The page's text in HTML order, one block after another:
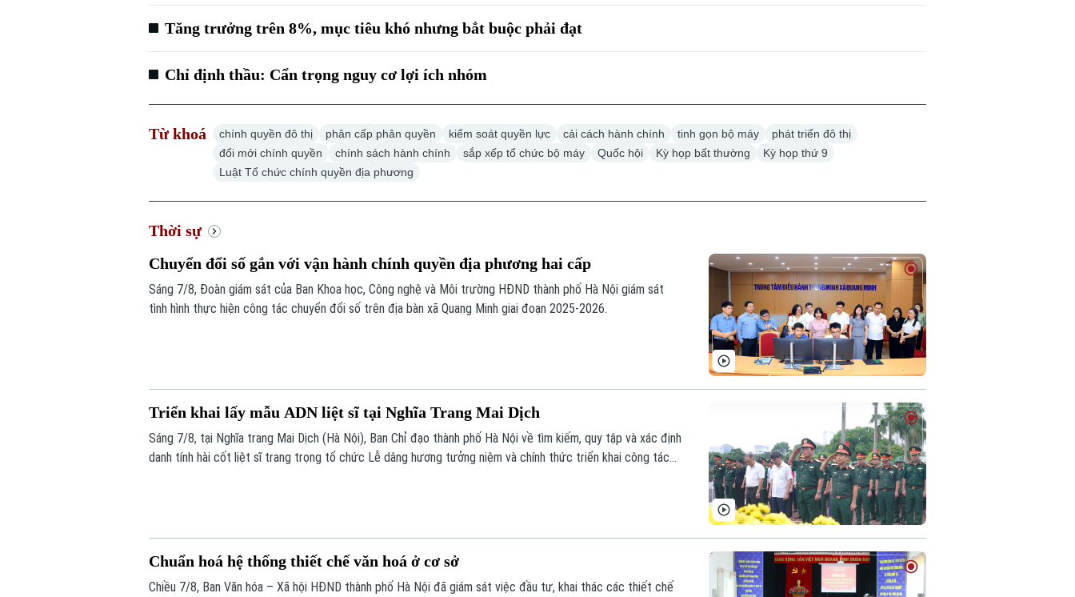
Tăng trưởng trên 8%, mục tiêu khó nhưng bắt buộc phải đạt
Chỉ định thầu: Cẩn trọng nguy cơ lợi ích nhóm
Từ khoá chính quyền đô thị phân cấp phân quyền kiểm soát quyền lực cải cách hành chính tinh gọn bộ máy
phát triển đô thị
đổi mới chính quyền
chính sách hành chính sắp xếp tổ chức bộ máy Quốc hội Kỳ họp bất thường
Kỳ họp thứ 9
Luật Tổ chức chính quyền địa phương
Thời sự
Chuyển đổi số gắn với vận hành chính quyền địa phương hai cấp
Sáng 7/8, Đoàn giám sát của Ban Khoa học, Công nghệ và Môi trường HĐND thành phố Hà Nội giám sát
tình hình thực hiện công tác chuyển đổi số trên địa bàn xã Quang Minh giai đoạn 2025-2026.
Triển khai lấy mẫu ADN liệt sĩ tại Nghĩa Trang Mai Dịch
Sáng 7/8, tại Nghĩa trang Mai Dịch (Hà Nội), Ban Chỉ đạo thành phố Hà Nội về tìm kiếm, quy tập và xác định
danh tính hài cốt liệt sĩ trang trọng tổ chức Lễ dâng hương tưởng niệm và chính thức triển khai công tác
Chuẩn hoá hệ thống thiết chế văn hoá ở cơ sở
Chiều 7/8, Ban Văn hóa – Xã hội HĐND thành phố Hà Nội đã giám sát việc đầu tư, khai thác các thiết chế